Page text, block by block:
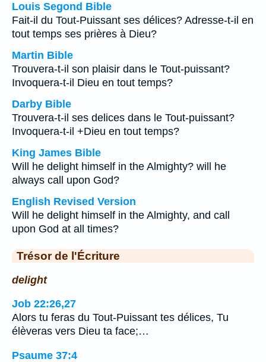
Louis Segond Bible
Fait-il du Tout-Puissant ses délices? Adresse-t-il en
tout temps ses prières à Dieu?
Martin Bible
Trouvera-t-il son plaisir dans le Tout-puissant?
Invoquera-t-il Dieu en tout temps?
Darby Bible
Trouvera-t-il ses delices dans le Tout-puissant?
Invoquera-t-il +Dieu en tout temps?
King James Bible
Will he delight himself in the Almighty? will he
always call upon God?
English Revised Version
Will he delight himself in the Almighty, and call
upon God at all times?
Trésor de l'Écriture
delight
Job 22:26,27
Alors tu feras du Tout-Puissant tes délices, Tu
élèveras vers Dieu ta face;…
Psaume 37:4